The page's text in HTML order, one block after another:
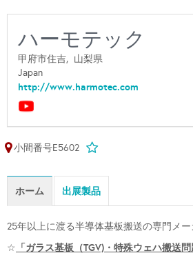
ハーモテック
甲府市住吉, 山梨県
Japan
http://www.harmotec.com
小間番号E5602
ホーム 出展製品
25年以上に渡る半導体基板搬送の専門メ
☆ 「ガラス基板（TGV)・特殊ウェハ搬送